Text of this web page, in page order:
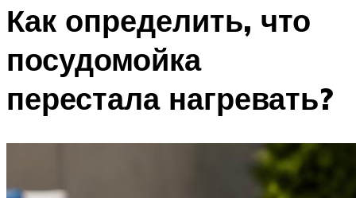
Как определить, что
посудомойка
перестала нагревать?